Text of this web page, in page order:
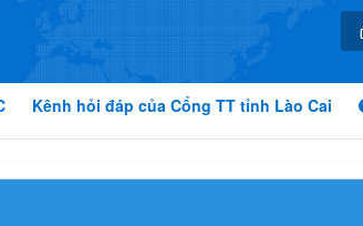
Kênh hỏi đáp của Cổng TT tỉnh Lào Cai